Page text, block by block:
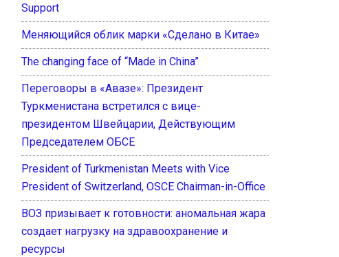
Support
Меняющийся облик марки «Сделано в Китае»
The changing face of “Made in China”
Переговоры в «Авазе»: Президент
Туркменистана встретился с вице-
президентом Швейцарии, Действующим
Председателем ОБСЕ
President of Turkmenistan Meets with Vice
President of Switzerland, OSCE Chairman-in-Office
ВОЗ призывает к готовности: аномальная жара
создает нагрузку на здравоохранение и
ресурсы